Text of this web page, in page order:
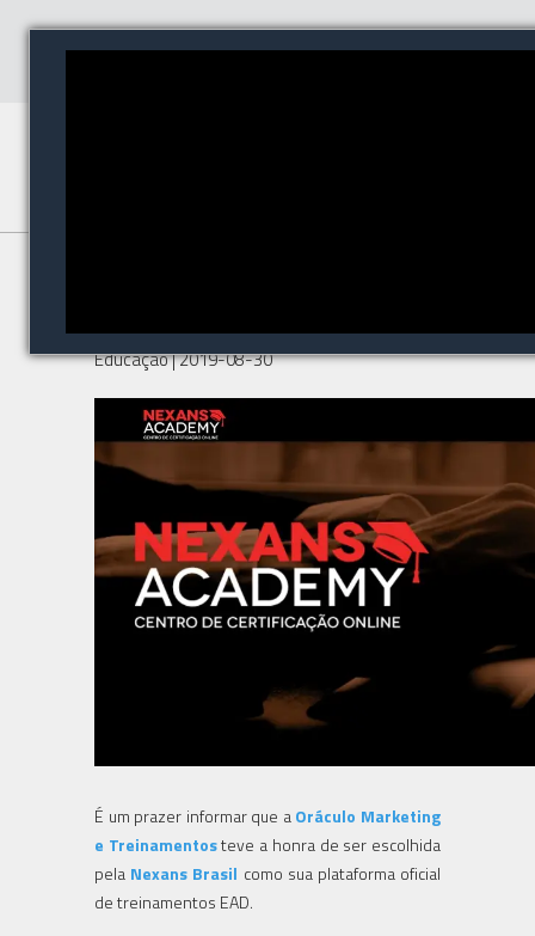
Educação| 2019-08-30
É um prazer informar que aOráculo Marketing
e Treinamentosteve a honra de ser escolhida
pela Nexans Brasil como sua plataforma oficial
de treinamentos EAD.